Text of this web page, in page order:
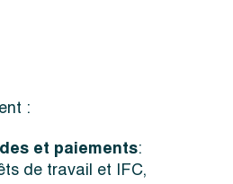
:
et paiements:
de travail et IFC,